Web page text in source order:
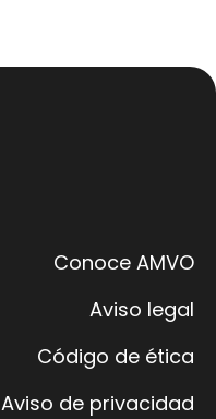
Conoce AMVO
Aviso legal
Código de ética
Aviso de privacidad